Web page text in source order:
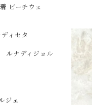
ビーチウェ
ィセタ
ナディジョル
ェ